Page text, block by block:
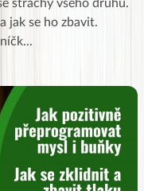
strachy všeho druhu.
jak se ho zbavit.
...